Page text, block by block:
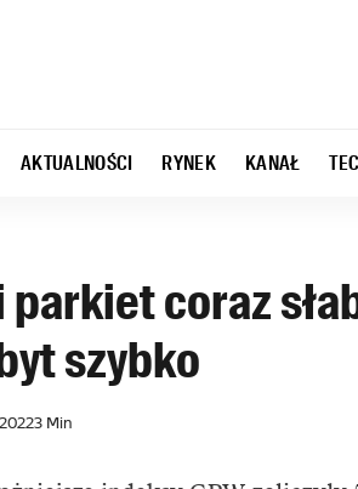
AKTUALNOŚCI RYNEK KANAŁ
parkiet coraz
szybko
3 Min